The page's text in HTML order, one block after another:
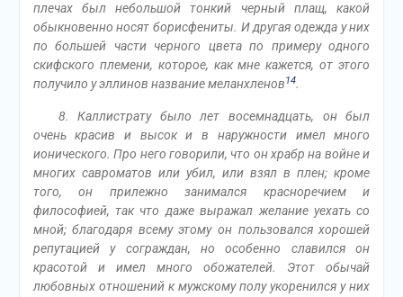
плечах был небольшой тонкий черный плащ, какой
обыкновенно носят борисфениты. И другая одежда у них
по большей части черного цвета по примеру одного
скифского племени, которое, как мне кажется, от этого
получило у эллинов название меланхленов14.
8. Каллистрату было лет восемнадцать, он был
очень красив и высок и в наружности имел много
ионического. Про него говорили, что он храбр на войне и
многих савроматов или убил, или взял в плен; кроме
того, он прилежно занимался красноречием и
философией, так что даже выражал желание уехать со
мной; благодаря всему этому он пользовался хорошей
репутацией у сограждан, но особенно славился он
красотой и имел много обожателей. Этот обычай
любовных отношений к мужскому полу укоренился у них